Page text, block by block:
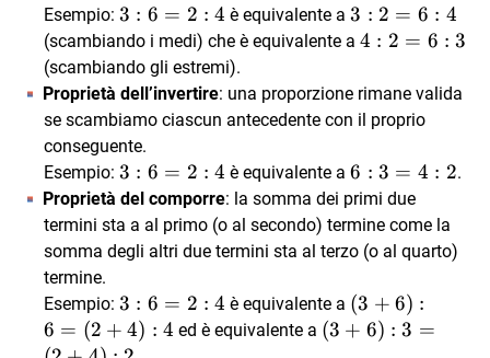
Esempio: 3
:
6
=
2
:
4
3 : 6 = 2 : 4 è equivalente a3
:
=
6
4
3 : 2 = 6 : 4
(scambiando i medi) che è equivalente a 4
2
=
3
4 : 2 = 6 : 3
(scambiando gli estremi).
Proprietà dell’invertire: una proporzione rimane valida
se scambiamo ciascun antecedente con il proprio
conseguente.
Esempio: 3
:
6
=
:
4
3 : 6 = 2 : 4 è equivalente a6
:
3
=
:
2
6 : 3 = 4 : 2.
Proprietà del comporre: la somma dei primi due
termini sta a al primo (o al secondo) termine come la
somma degli altri due termini sta al terzo (o al quarto)
termine.
Esempio: 3
:
3 : 6 = 2 : 4 è equivalente a (3
+
(3 + 6) :
6 = (2 + 4) : 4 ed è equivalente a (3
(3 + 6) : 3 =